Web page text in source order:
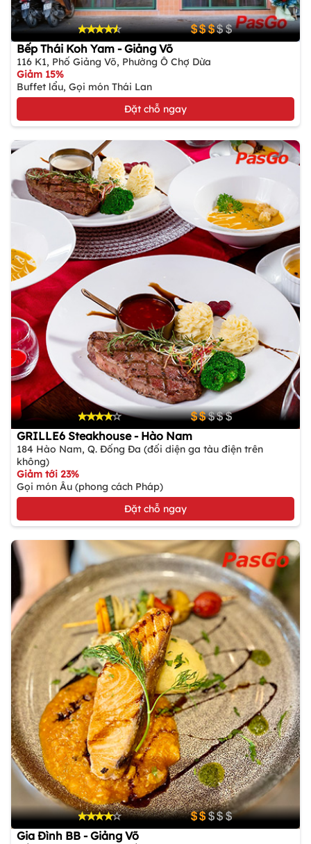
Bếp Thái Koh Yam - Giảng Võ
116 K1, Phố Giảng Võ, Phường Ô Chợ Dừa
Giảm 15%
Buffet lẩu, Gọi món Thái Lan
Đặt chỗ ngay
GRILLE6 Steakhouse - Hào Nam
184 Hào Nam, Q. Đống Đa (đối diện ga tàu điện trên
không)
Giảm tới 23%
Gọi món Âu (phong cách Pháp)
Đặt chỗ ngay
Gia Đình BB - Giảng Võ